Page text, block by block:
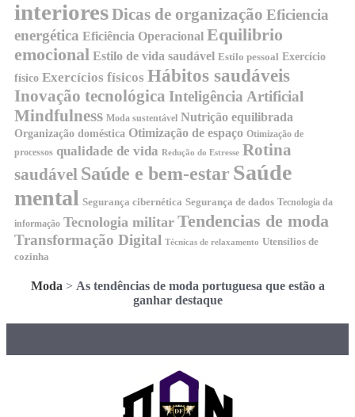
interioresDicas de organização Eficiencia
energética Eficiência Operacional Equilibrio
emocional Estilo de vida saudável Estilo pessoal Exercício
físico Exercícios físicos Hábitos saudáveis
Inovação tecnológica Inteligência Artificial
Mindfulness Moda sustentável Nutrição equilibrada
Organização doméstica Otimização de espaço Otimização de
processos qualidade de vida Redução do Estresse Rotina
saudável Saúde e bem-estar Saúde
mental Segurança cibernética Segurança de dados Tecnologia da
informação Tecnologia militar Tendencias de moda
Transformação Digital Técnicas de relaxamento Utensílios de
cozinha
Moda > As tendências de moda portuguesa que estão a
ganhar destaque